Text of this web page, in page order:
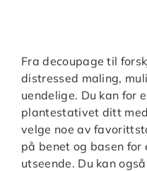
Fra decoupage til
distressed maling,
uendelige. Du kan for
plantestativet ditt
velge noe av
på benet og basen
utseende. Du kan